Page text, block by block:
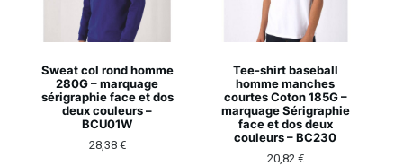
Sweat col rond homme
280G – marquage
sérigraphie face et dos
deux couleurs –
BCU01W
28,38 €
Tee-shirt baseball
homme manches
courtes Coton 185G –
marquage Sérigraphie
face et dos deux
couleurs – BC230
20,82 €